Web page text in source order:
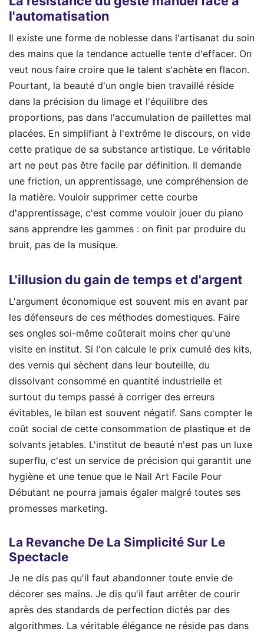
l'automatisation
Il existe une forme de noblesse dans l'artisanat du soin
des mains que la tendance actuelle tente d'effacer. On
veut nous faire croire que le talent s'achète en flacon.
Pourtant, la beauté d'un ongle bien travaillé réside
dans la précision du limage et l'équilibre des
proportions, pas dans l'accumulation de paillettes mal
placées. En simplifiant à l'extrême le discours, on vide
cette pratique de sa substance artistique. Le véritable
art ne peut pas être facile par définition. Il demande
une friction, un apprentissage, une compréhension de
la matière. Vouloir supprimer cette courbe
d'apprentissage, c'est comme vouloir jouer du piano
sans apprendre les gammes : on finit par produire du
bruit, pas de la musique.
L'illusion du gain de temps et d'argent
L'argument économique est souvent mis en avant par
les défenseurs de ces méthodes domestiques. Faire
ses ongles soi-même coûterait moins cher qu'une
visite en institut. Si l'on calcule le prix cumulé des kits,
des vernis qui sèchent dans leur bouteille, du
dissolvant consommé en quantité industrielle et
surtout du temps passé à corriger des erreurs
évitables, le bilan est souvent négatif. Sans compter le
coût social de cette consommation de plastique et de
solvants jetables. L'institut de beauté n'est pas un luxe
superflu, c'est un service de précision qui garantit une
hygiène et une tenue que le Nail Art Facile Pour
Débutant ne pourra jamais égaler malgré toutes ses
promesses marketing.
La Revanche De La Simplicité Sur Le
Spectacle
Je ne dis pas qu'il faut abandonner toute envie de
décorer ses mains. Je dis qu'il faut arrêter de courir
après des standards de perfection dictés par des
algorithmes. La véritable élégance ne réside pas dans